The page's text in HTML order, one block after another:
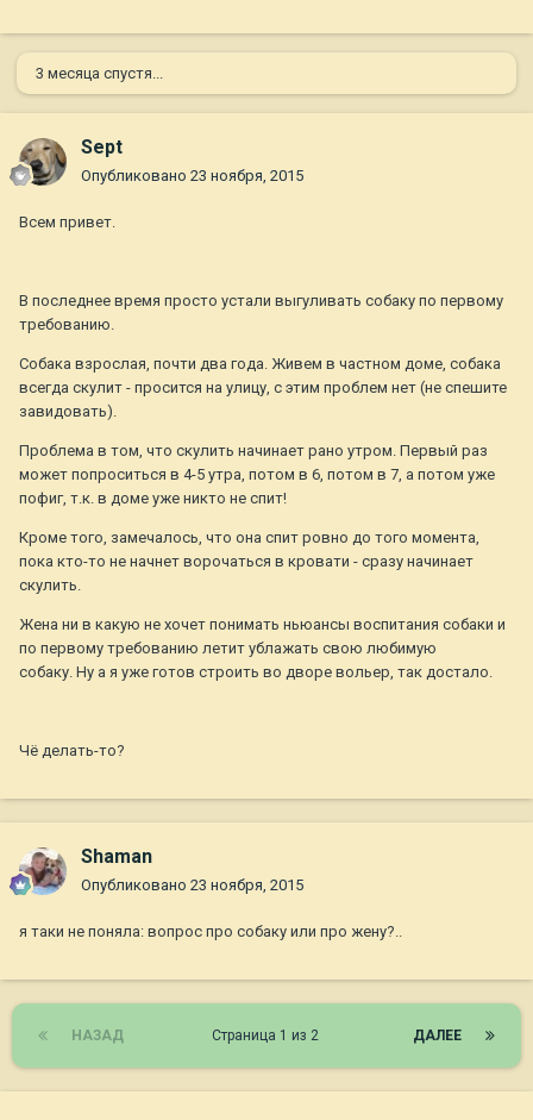
3 месяца спустя...
Sept
Опубликовано 23 ноября, 2015
Всем привет.
В последнее время просто устали выгуливать собаку по первому
требованию.
Собака взрослая, почти два года. Живем в частном доме, собака
всегда скулит - просится на улицу, с этим проблем нет (не спешите
завидовать).
Проблема в том, что скулить начинает рано утром. Первый раз
может попроситься в 4-5 утра, потом в 6, потом в 7, а потом уже
пофиг, т.к. в доме уже никто не спит!
Кроме того, замечалось, что она спит ровно до того момента,
пока кто-то не начнет ворочаться в кровати - сразу начинает
скулить.
Жена ни в какую не хочет понимать ньюансы воспитания собаки и
по первому требованию летит ублажать свою любимую
собаку. Ну а я уже готов строить во дворе вольер, так достало.
Чё делать-то?
Shaman
Опубликовано 23 ноября, 2015
я таки не поняла: вопрос про собаку или про жену?..
НАЗАД ДАЛЕЕ
Страница 1 из 2